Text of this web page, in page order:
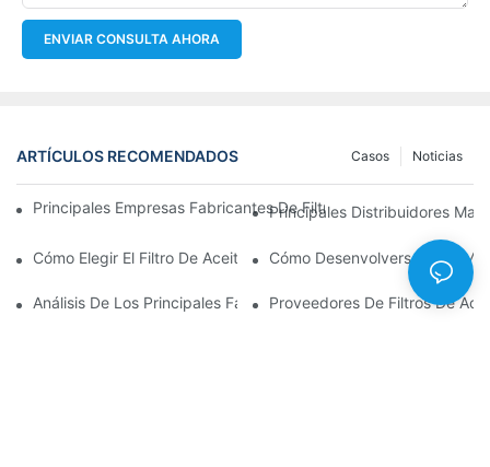
ENVIAR CONSULTA AHORA
ARTÍCULOS RECOMENDADOS Noticias
Casos
Principales Empresas Fabricantes De Filtros De Aceite: Una
Principales Distribuidores
Cómo Elegir El Filtro De Aceite Adecuado Para Su Modelo De
Cómo Desenvolverse En El
Análisis De Los Principales Fabricantes De Filtros De Aceite Y
Proveedores De Filtros De